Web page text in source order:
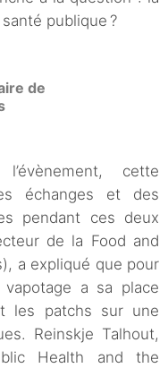
publique ?
de
cette
échanges et des
pendant ces deux
de la Food and
a expliqué que pour
a sa place
les patchs sur une
Reinskje Talhout,
Health and the